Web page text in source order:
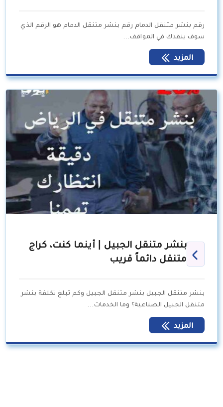
رقم بنشر متنقل الدمام رقم بنشر متنقل الدمام هو الرقم الذي
سوف ينقذك في المواقف…
المزيد
بنشر متنقل الجبيل | أينما كنت، كراج
متنقل دائماً قريب
بنشر متنقل الجبيل بنشر متنقل الجبيل وكم تبلغ تكلفة بنشر
متنقل الجبيل الصناعية؟ وما الخدمات…
المزيد